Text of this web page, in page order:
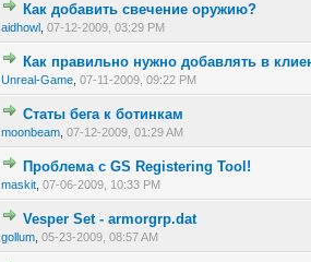
Как добавить свечение оружию?
aidhowl ,07-12-2009, 03:29 PM
1 голос(ов) - 1 из 5 в
Как правильно нужно добавлять в
Unreal-Game ,07-11-2009, 09:22 PM
1 голос(ов) - 1 из 5
1 2345
Статы бега к ботинкам
moonbeam ,07-12-2009, 01:29 AM
1 голос(ов) - 1 из 5 в
Проблема с GS Registering Tool!
maskit ,07-06-2009, 10:33 PM
1 голос(ов) - 1 из 5 в
Vesper Set - armorgrp.dat
gollum ,05-23-2009, 08:57 AM
1 голос(ов) - 1 из 5 в